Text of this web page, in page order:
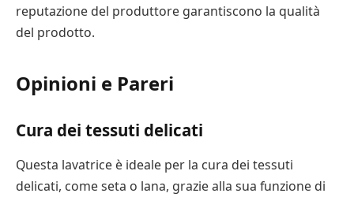
reputazione del produttore garantiscono la qualità
del prodotto.
Opinioni e Pareri
Cura dei tessuti delicati
Questa lavatrice è ideale per la cura dei tessuti
delicati, come seta o lana, grazie alla sua funzione di